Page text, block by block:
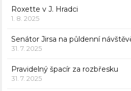
Roxette v J. Hradci
1. 8. 2025
Senátor Jirsa na půldenní
31. 7. 2025
Pravidelný špacír za rozbřesku
31. 7. 2025